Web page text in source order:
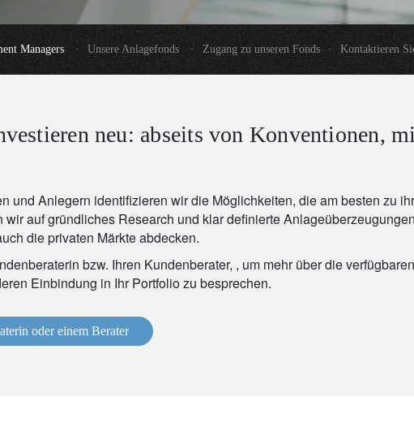
Managers · Unsere Anlagefonds · Zugang zu unseren Fonds · Kontaktieren
neu: abseits von Konventionen,
und Anlegern identifizieren wir die Möglichkeiten, die am besten zu
auf gründliches Research und klar definierte
die privaten Märkte abdecken.
bzw. Ihren Kundenberater, , um mehr über die verfügbaren
Einbindung in Ihr Portfolio zu besprechen.
oder einem Berater